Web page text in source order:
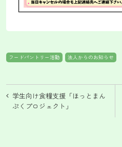
フードパントリー活動 法人からのお知らせ
投
稿
学生向け食糧支援「ほっとまん
ぷくプロジェクト」